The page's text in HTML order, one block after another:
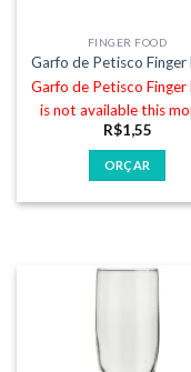
FINGER FOOD
Garfo de Petisco Finger
Garfo de Petisco Finger
is not available this
R$1,55
ORÇAR